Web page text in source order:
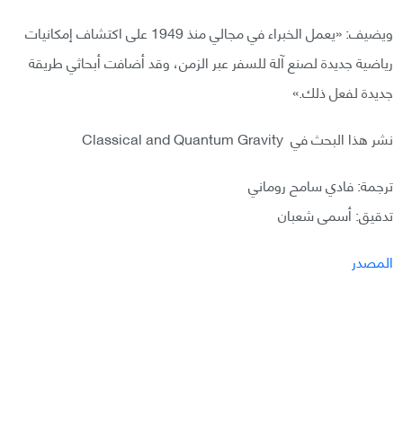
ويضيف: «يعمل الخبراء في مجالي منذ 1949 على اكتشاف إمكانيات
رياضية جديدة لصنع آلة للسفر عبر الزمن، وقد أضافت أبحاثي طريقة
جديدة لفعل ذلك.»
نشر هذا البحث في Classical and Quantum Gravity
ترجمة: فادي سامح روماني
تدقيق: أسمى شعبان
المصدر